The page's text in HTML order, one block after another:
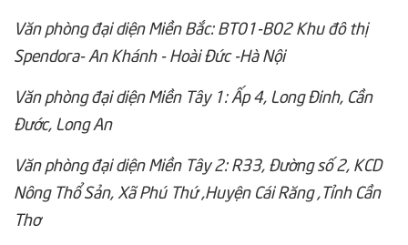
Văn phòng đại diện Miền Bắc: BT01-B02 Khu đô thị
Spendora- An Khánh - Hoài Đức -Hà Nội
Văn phòng đại diện Miền Tây 1: Ấp 4, Long Đinh, Cần
Đước, Long An
Văn phòng đại diện Miền Tây 2: R33, Đường số 2, KCD
Nông Thổ Sản, Xã Phú Thứ ,Huyện Cái Răng ,Tỉnh Cần
Thơ